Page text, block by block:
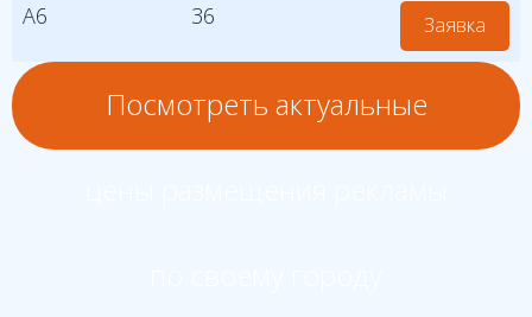
А6 36 Заявка
Посмотреть актуальные